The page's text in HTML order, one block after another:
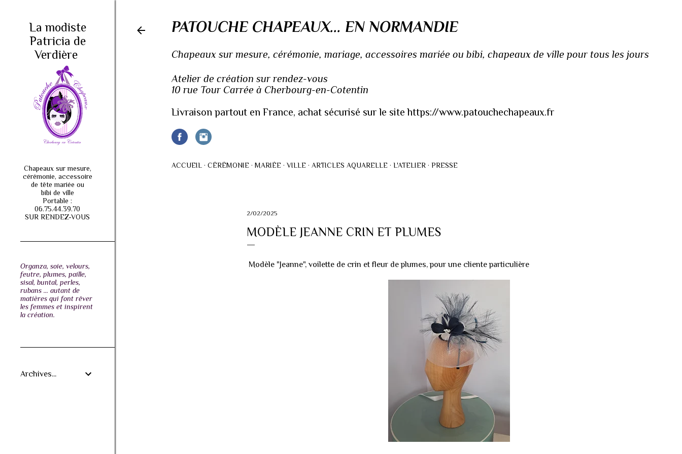
PATOUCHE CHAPEAUX... EN NORMANDIE
Chapeaux sur mesure, cérémonie, mariage, accessoires mariée ou bibi, chapeaux de ville pour tous les jours
Atelier de création sur rendez-vous
10 rue Tour Carrée à Cherbourg-en-Cotentin
Livraison partout en France, achat sécurisé sur le site https://www.patouchechapeaux.fr
ACCUEIL CÉRÉMONIE MARIÉE VILLE ARTICLES AQUARELLE L'ATELIER PRESSE
2/02/2025
MODÈLE JEANNE CRIN ET PLUMES
Modèle "Jeanne", voilette de crin et fleur de plumes, pour une cliente particulière
La modiste
Patricia de
Verdière
Chapeaux sur mesure,
cérémonie, accessoire
de tête mariée ou
bibi de ville
Portable :
06.75.44.39.70
SUR RENDEZ-VOUS
Organza, soie, velours,
feutre, plumes, paille,
sisal, buntal, perles,
rubans ... autant de
matières qui font rêver
les femmes et inspirent
la création.
Archives...